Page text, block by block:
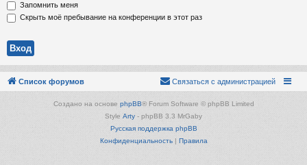
Запомнить меня
Скрыть моё пребывание на конференции в этот раз
Список форумов Связаться с администрацией
Создано на основе phpBB® Forum Software © phpBB Limited
Style Arty - phpBB 3.3 MrGaby
Русская поддержка phpBB
Конфиденциальность| Правила